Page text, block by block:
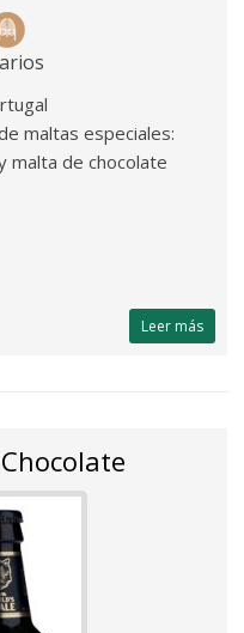
maltas especiales:
malta de chocolate
Leer más